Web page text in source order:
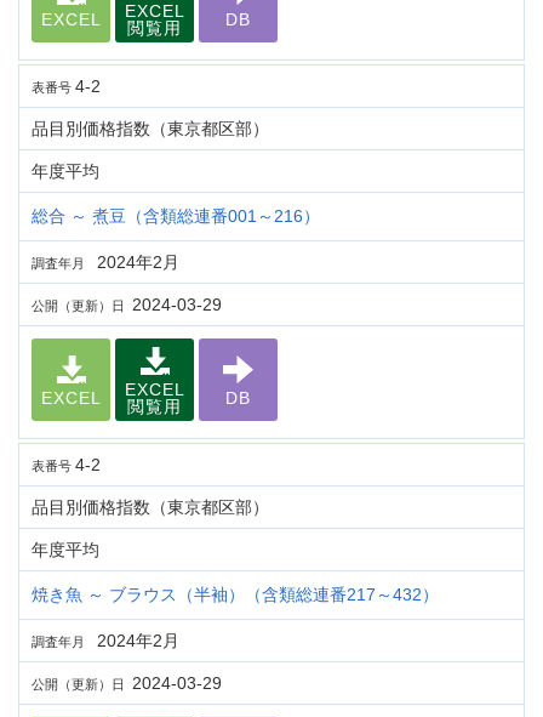
EXCEL
EXCEL
閲覧用
DB
表番号 4-2
品目別価格指数（東京都区部）
年度平均
総合 ～ 煮豆（含類総連番001～216）
調査年月 2024年2月
公開（更新）日 2024-03-29
EXCEL
EXCEL
閲覧用
DB
表番号 4-2
品目別価格指数（東京都区部）
年度平均
焼き魚 ～ ブラウス（半袖）（含類総連番217～432）
調査年月 2024年2月
公開（更新）日 2024-03-29